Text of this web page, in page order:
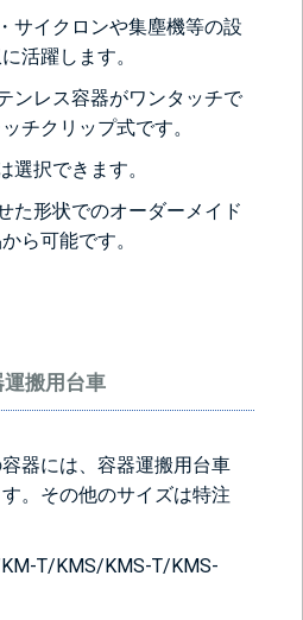
りをつける
円)
る(+10560円)
サイクロンや集塵機等の設
活躍します。
ンレス容器がワンタッチで
チクリップ式です。
選択できます。
た形状でのオーダーメイド
ら可能です。
搬用台車
器には、容器運搬用台車
。その他のサイズは特注
T/KMS/KMS-T/KMS-